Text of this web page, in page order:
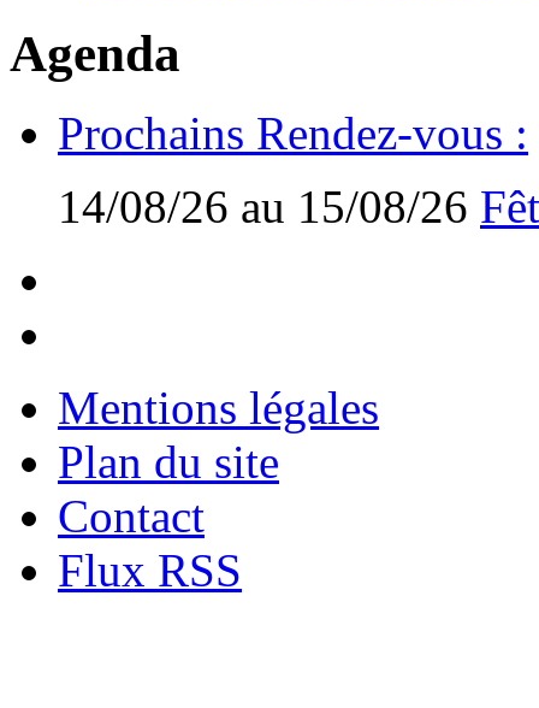
Agenda
Prochains Rendez-vous :
14/08/26 au 15/08/26
Mentions légales
Plan du site
Contact
Flux RSS